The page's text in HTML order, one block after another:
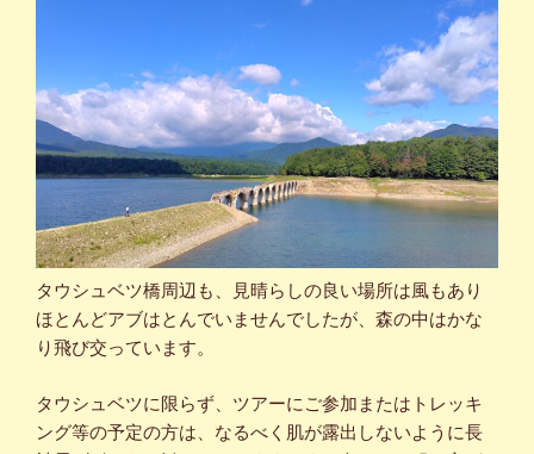
タウシュベツ橋周辺も、見晴らしの良い場所は風もあり
ほとんどアブはとんでいませんでしたが、森の中はかな
り飛び交っています。
タウシュベツに限らず、ツアーにご参加またはトレッキ
ング等の予定の方は、なるべく肌が露出しないように長